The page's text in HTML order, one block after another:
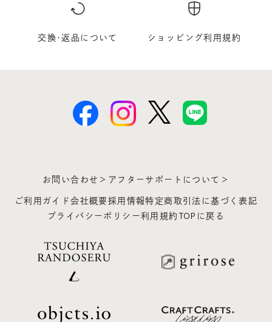
交換･返品について ショッピング利用規約
お問い合わせ＞ アフターサポートについて＞
ご利用ガイド会社概要採用情報特定商取引法に基づく表記
プライバシーポリシー利用規約 TOPに戻る